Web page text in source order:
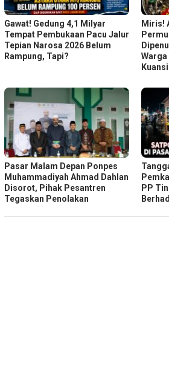
Gawat! Gedung 4,1 Milyar
Tempat Pembukaan Pacu Jalur
Tepian Narosa 2026 Belum
Rampung, Tapi?
Miris!
Pasar Malam Depan Ponpes
Muhammadiyah Ahmad Dahlan
Disorot, Pihak Pesantren
Tegaskan Penolakan
PP